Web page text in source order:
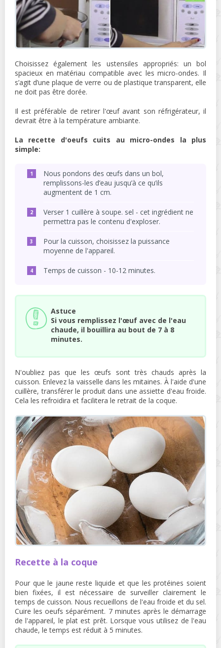
Choisissez également les ustensiles appropriés: un bol
spacieux en matériau compatible avec les micro-ondes. Il
s’agit d’une plaque de verre ou de plastique transparent, elle
ne doit pas être dorée.
Il est préférable de retirer l'œuf avant son réfrigérateur, il
devrait être à la température ambiante.
La recette d'oeufs cuits au micro-ondes la plus
simple:
Nous pondons des œufs dans un bol,
remplissons-les d’eau jusqu’à ce qu’ils
augmentent de 1 cm.
Verser 1 cuillère à soupe. sel - cet ingrédient ne
permettra pas le contenu d'exploser.
Pour la cuisson, choisissez la puissance
moyenne de l'appareil.
Temps de cuisson - 10-12 minutes.
Astuce
Si vous remplissez l'œuf avec de l'eau
chaude, il bouillira au bout de 7 à 8
minutes.
N'oubliez pas que les œufs sont très chauds après la
cuisson. Enlevez la vaisselle dans les mitaines. À l'aide d'une
cuillère, transférer le produit dans une assiette d'eau froide.
Cela les refroidira et facilitera le retrait de la coque.
Recette à la coque
Pour que le jaune reste liquide et que les protéines soient
bien fixées, il est nécessaire de surveiller clairement le
temps de cuisson. Nous recueillons de l'eau froide et du sel.
Cuire les oeufs séparément. 7 minutes après le démarrage
de l'appareil, le plat est prêt. Lorsque vous utilisez de l'eau
chaude, le temps est réduit à 5 minutes.